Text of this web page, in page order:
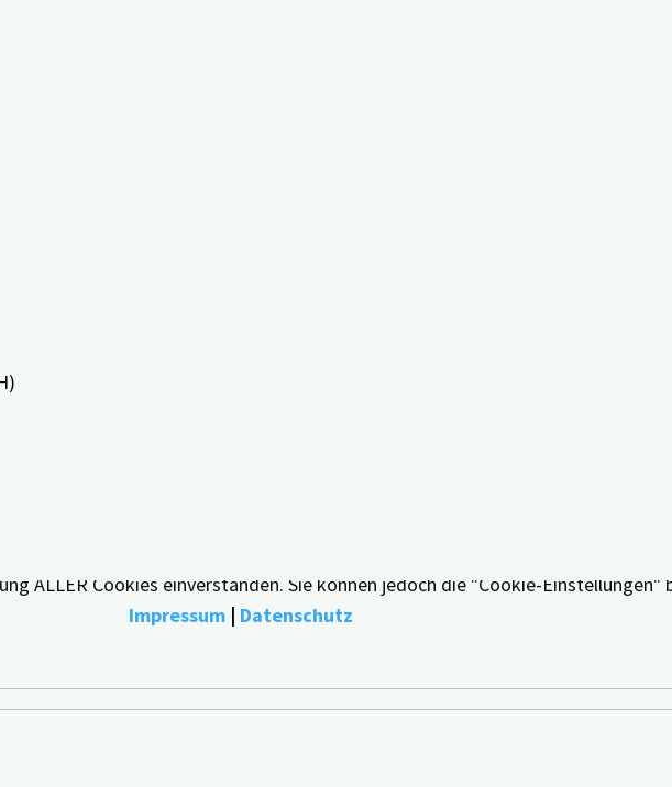
Wissenschaftlich fundierte, sogenannte evidenzbasierte Informationen liefert
soll die Qualität der Behandlung und der Betreuung von
von Menschen mit Demenz …
Impressum | Datenschutz
Erfahrung zu bieten, indem wir uns an Ihre Präferenzen und
ALLER Cookies einverstanden. Sie können jedoch die "Cookie-